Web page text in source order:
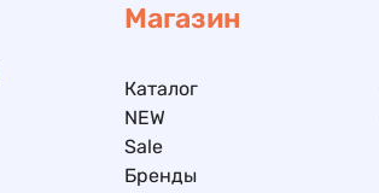
Магазин
Каталог
NEW
Sale
Бренды